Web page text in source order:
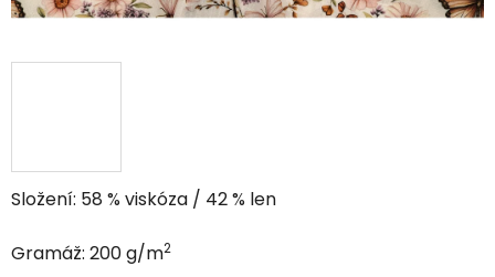
Složení: 58 % viskóza / 42 % len
Gramáž: 200 g/m2